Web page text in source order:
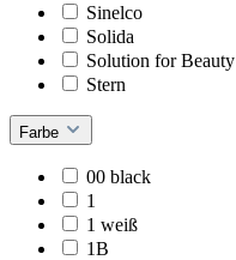
Sinelco
Solida
Solution for Beauty
Stern
Farbe
00 black
1
1 weiß
1B